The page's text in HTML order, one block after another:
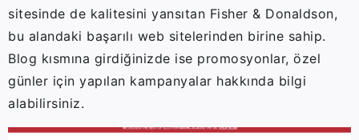
sitesinde de kalitesini yansıtan Fisher & Donaldson,
bu alandaki başarılı web sitelerinden birine sahip.
Blog kısmına girdiğinizde ise promosyonlar, özel
günler için yapılan kampanyalar hakkında bilgi
alabilirsiniz.